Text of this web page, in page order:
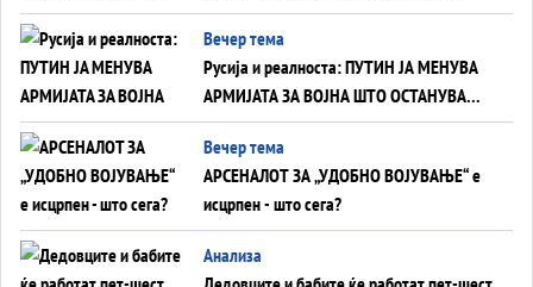
тајните на политиката на балансирање
на Вучиќ
Вечер тема
Русија и реалноста: ПУТИН ЈА МЕНУВА
АРМИЈАТА ЗА ВОЈНА ШТО ОСТАНУВА
БЕЗ ФРОНТ
Вечер тема
АРСЕНАЛОТ ЗА „УДОБНО ВОЈУВАЊЕ“ е
исцрпен - што сега?
Анализа